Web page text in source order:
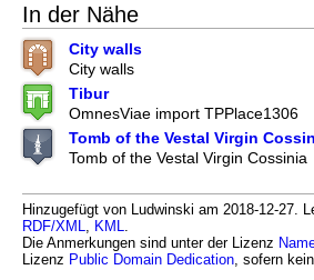
In der Nähe
City walls
City walls
Tibur
OmnesViae import TPPlace1306
Tomb of the Vestal Virgin
Tomb of the Vestal Virgin Cossinia
Hinzugefügt von Ludwinski am 2018-12-27.
RDF/XML
KML
Die Anmerkungen sind unter der Lizenz
Lizenz Public Domain Dedication , sofern